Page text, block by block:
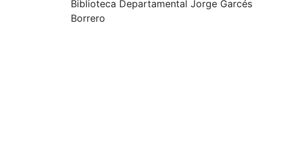
Biblioteca Departamental Jorge Garcés
Borrero